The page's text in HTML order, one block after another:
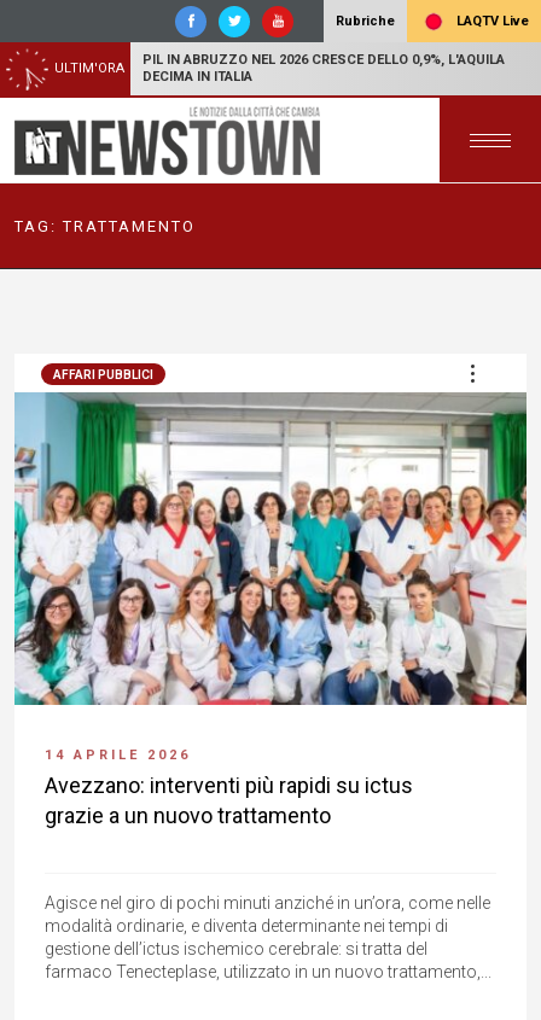
Rubriche LAQTV Live
ULTIM'ORA
PIL IN ABRUZZO NEL 2026 CRESCE DELLO 0,9%, L'AQUILA
DECIMA IN ITALIA
TAG:TRATTAMENTO
AFFARI PUBBLICI
14 APRILE 2026
Avezzano: interventi più rapidi su ictus
grazie a un nuovo trattamento
Agisce nel giro di pochi minuti anziché in un’ora, come nelle
modalità ordinarie, e diventa determinante nei tempi di
gestione dell’ictus ischemico cerebrale: si tratta del
farmaco Tenecteplase, utilizzato in un nuovo trattamento,...